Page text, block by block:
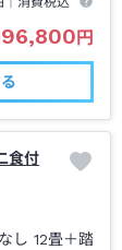
円
食付
し 12畳＋踏